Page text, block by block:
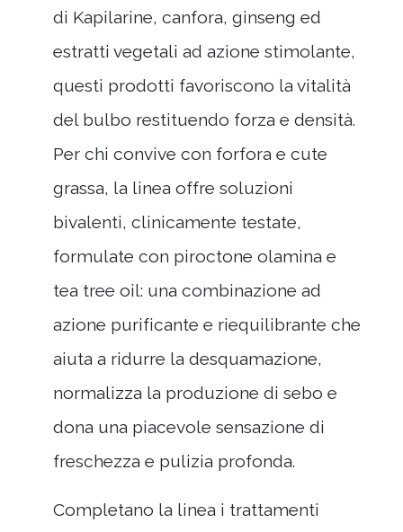
di Kapilarine, canfora, ginseng ed
estratti vegetali ad azione stimolante,
questi prodotti favoriscono la vitalità
del bulbo restituendo forza e densità.
Per chi convive con forfora e cute
grassa, la linea offre soluzioni
bivalenti, clinicamente testate,
formulate con piroctone olamina e
tea tree oil: una combinazione ad
azione purificante e riequilibrante che
aiuta a ridurre la desquamazione,
normalizza la produzione di sebo e
dona una piacevole sensazione di
freschezza e pulizia profonda.
Completano la linea i trattamenti